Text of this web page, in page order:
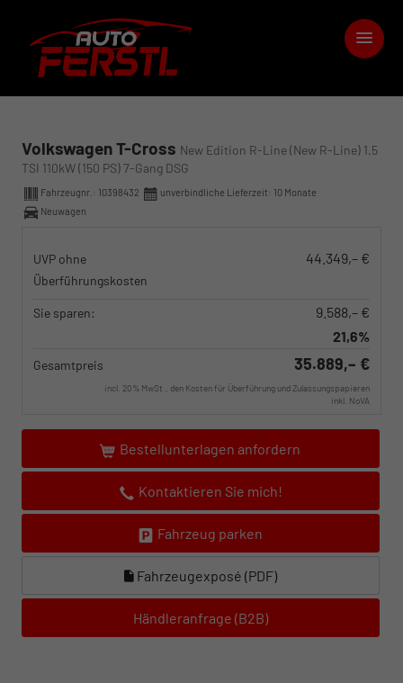
Volkswagen T-Cross New Edition R-Line (New R-Line) 1.5
TSI 110kW (150 PS) 7-Gang DSG
Fahrzeugnr.: 10398432 unverbindliche Lieferzeit: 10 Monate
Neuwagen
UVP ohne
Überführungskosten
44.349,– €
Sie sparen:
9.588,– €
21,6%
Gesamtpreis 35.889,– €
incl. 20% MwSt., den Kosten für Überführung und Zulassungspapieren
inkl. NoVA
Bestellunterlagen anfordern
Kontaktieren Sie mich!
Fahrzeug parken
Fahrzeugexposé (PDF)
Händleranfrage (B2B)